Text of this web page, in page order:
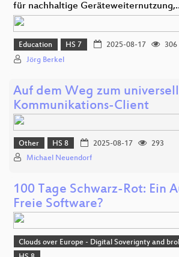
für nachhaltige
Education HS 7 2025-08-17
306
Jörg Berkel
Auf dem Weg zum
Kommunikations-Client
Other HS 8 2025-08-17
293
Michael Neuendorf
100 Tage Schwarz-Rot: Ein
Freie Software?
Clouds over Europe - Digital Soverignty and